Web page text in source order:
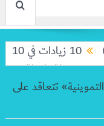
10 زيادات في 10 سنوات.. هل حان الوقت لرفع دعم البنزين نهائيا؟
رحلة طويلة.. ميسي
تتعاقد على